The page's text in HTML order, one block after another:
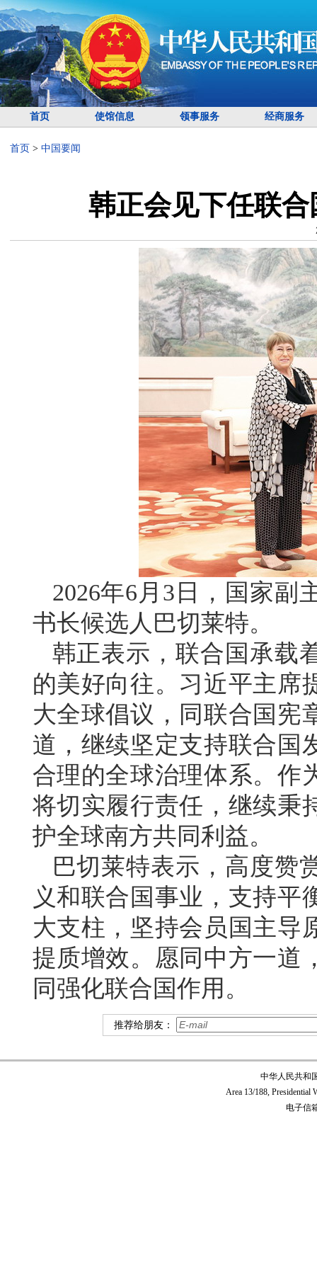
首页 使馆信息 领事服务 经商服务
首页 > 中国要闻
韩正会见下任联
2026年6月3日，国家副
书长候选人巴切莱特。
韩正表示，联合国承载
的美好向往。习近平主席
大全球倡议，同联合国宪
道，继续坚定支持联合国
合理的全球治理体系。作
将切实履行责任，继续秉
护全球南方共同利益。
巴切莱特表示，高度赞
义和联合国事业，支持平
大支柱，坚持会员国主导
提质增效。愿同中方一道
同强化联合国作用。
推荐给朋友：
中华人民共和
Area 13/188, Presidential
电子信